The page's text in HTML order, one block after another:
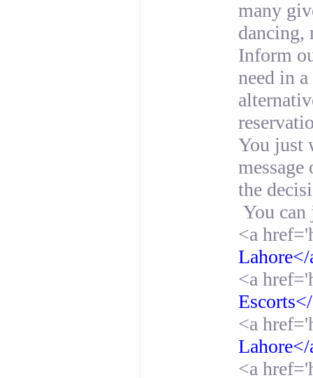
many
dancing,
Inform
need in
You just
the
You
<a
Lahore</
<a
<a
Lahore</
<a